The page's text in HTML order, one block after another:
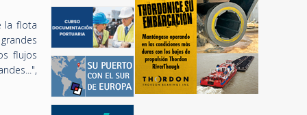
la flota
flujos